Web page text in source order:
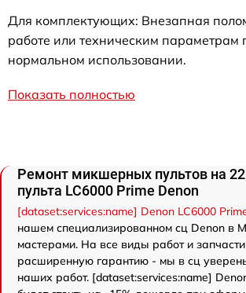
Для комплектующих: Внезапная
работе или техническим параметрам
нормальном использовании.
Показать полностью
Ремонт микшерных пультов на
пульта LC6000 Prime Denon
[dataset:services:name] Denon LC6000
нашем специализированном сц Denon в
мастерами. На все виды работ и
расширенную гарантию - мы в сц
наших работ. [dataset:services:name]